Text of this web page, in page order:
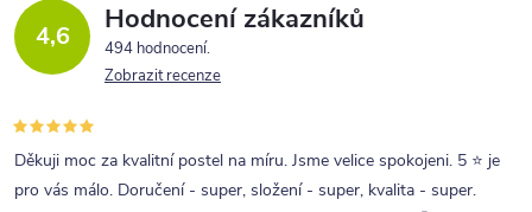
4,6 Hodnocení zákazníků
494 hodnocení
Zobrazit recenze
Děkuji moc za kvalitní postel na míru. Jsme velice spokojeni. 5 ⭐ je
pro vás málo. Doručení - super, složení - super, kvalita - super.